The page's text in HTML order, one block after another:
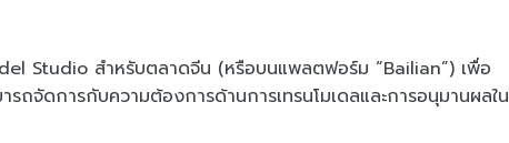
Studio สำหรับตลาดจีน (หรือบนแพลตฟอร์ม “Bailian”) เพื่อ
รถจัดการกับความต้องการด้านการเทรนโมเดลและการอนุมานผลใน